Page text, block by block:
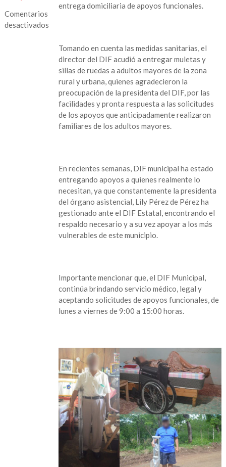
Comentarios
desactivados
entrega domiciliaria de apoyos funcionales.
Tomando en cuenta las medidas sanitarias, el
director del DIF acudió a entregar muletas y
sillas de ruedas a adultos mayores de la zona
rural y urbana, quienes agradecieron la
preocupación de la presidenta del DIF, por las
facilidades y pronta respuesta a las solicitudes
de los apoyos que anticipadamente realizaron
familiares de los adultos mayores.
En recientes semanas, DIF municipal ha estado
entregando apoyos a quienes realmente lo
necesitan, ya que constantemente la presidenta
del órgano asistencial, Lily Pérez de Pérez ha
gestionado ante el DIF Estatal, encontrando el
respaldo necesario y a su vez apoyar a los más
vulnerables de este municipio.
Importante mencionar que, el DIF Municipal,
continúa brindando servicio médico, legal y
aceptando solicitudes de apoyos funcionales, de
lunes a viernes de 9:00 a 15:00 horas.